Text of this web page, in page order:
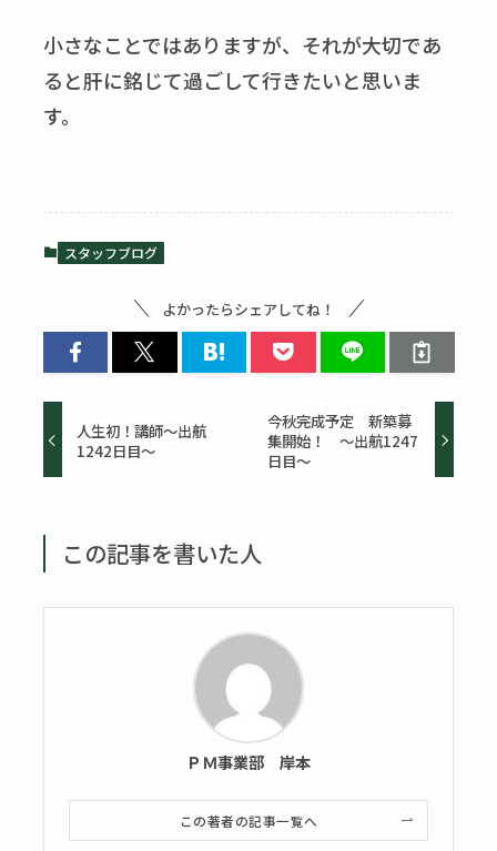
小さなことではありますが、それが大切であ
ると肝に銘じて過ごして行きたいと思いま
す。
スタッフブログ
よかったらシェアしてね！
人生初！講師～出航
1242日目～
今秋完成予定 新築募
集開始！ ～出航1247
日目～
この記事を書いた人
ＰＭ事業部 岸本
この著者の記事一覧へ